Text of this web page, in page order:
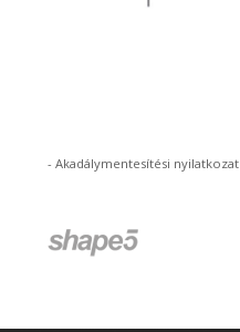
-Akadálymentesítési nyilatkozat